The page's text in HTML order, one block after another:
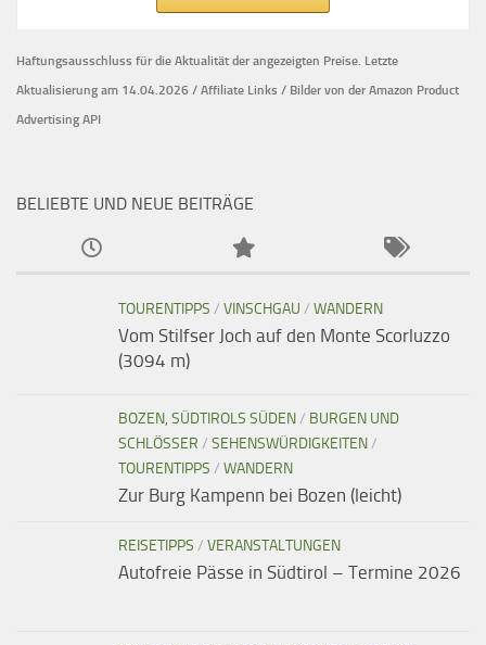
Haftungsausschluss für die Aktualität der angezeigten Preise. Letzte
Aktualisierung am 14.04.2026 / Affiliate Links / Bilder von der Amazon Product
Advertising API
BELIEBTE UND NEUE BEITRÄGE
TOURENTIPPS / VINSCHGAU / WANDERN
Vom Stilfser Joch auf den Monte Scorluzzo
(3094 m)
BOZEN, SÜDTIROLS SÜDEN/ BURGEN UND
SCHLÖSSER / SEHENSWÜRDIGKEITEN/
TOURENTIPPS / WANDERN
Zur Burg Kampenn bei Bozen (leicht)
REISETIPPS / VERANSTALTUNGEN
Autofreie Pässe in Südtirol – Termine 2026